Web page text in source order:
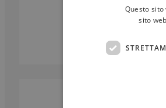
Questo
sito